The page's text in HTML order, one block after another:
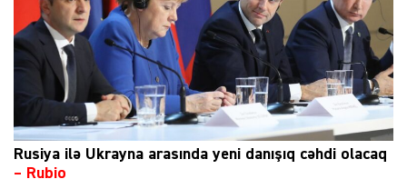
Rusiya ilə Ukrayna arasında yeni danışıq cəhdi olacaq
– Rubio